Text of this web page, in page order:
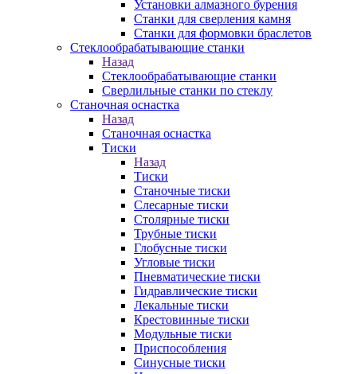
Установки алмазного бурения
Станки для сверления камня
Станки для формовки браслетов
Стеклообрабатывающие станки
Назад
Стеклообрабатывающие станки
Сверлильные станки по стеклу
Станочная оснастка
Назад
Станочная оснастка
Тиски
Назад
Тиски
Станочные тиски
Слесарные тиски
Столярные тиски
Трубные тиски
Глобусные тиски
Угловые тиски
Пневматические тиски
Гидравлические тиски
Лекальные тиски
Крестовинные тиски
Модульные тиски
Приспособления
Синусные тиски